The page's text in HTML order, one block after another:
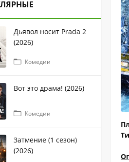
Дьявол носит Prada 2
(2026)
Комедии
Вот это драма! (2026)
Комедии
Затмение (1 сезон)
(2026)